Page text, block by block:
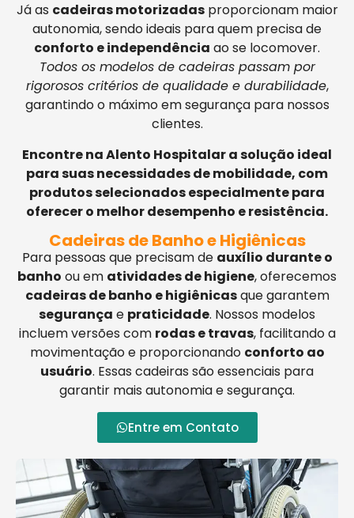
Já as cadeiras motorizadasproporcionam maior
autonomia, sendo ideais para quem precisa de
conforto e independência ao se locomover.
Todos os modelos de cadeiras passam por
rigorosos critérios de qualidade e durabilidade,
garantindo o máximo em segurança para nossos
clientes.
Encontre na Alento Hospitalar a solução ideal
para suas necessidades de mobilidade, com
produtos selecionados especialmente para
oferecer o melhor desempenho e resistência.
Cadeiras de Banho e Higiênicas
Para pessoas que precisam de auxílio durante o
banho ou em atividades de higiene, oferecemos
cadeiras de banho e higiênicasque garantem
segurança e praticidade. Nossos modelos
incluem versões com rodas e travas, facilitando a
movimentação e proporcionando conforto ao
usuário. Essas cadeiras são essenciais para
garantir mais autonomia e segurança.
Entre em Contato